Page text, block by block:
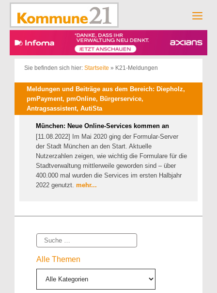
Zum
springen
Sie befinden sich hier: Startseite » K21-Meldungen
Meldungen und Beiträge aus dem Bereich: Diepholz,
pmPayment, pmOnline, Bürgerservice,
Antragsassistent, AutiSta
München: Neue Online-Services kommen an
[11.08.2022] Im Mai 2020 ging der Formular-Server
der Stadt München an den Start. Aktuelle
Nutzerzahlen zeigen, wie wichtig die Formulare für die
Stadtverwaltung mittlerweile geworden sind – über
400.000 mal wurden die Services im ersten Halbjahr
2022 genutzt. mehr...
Suche
Alle Themen